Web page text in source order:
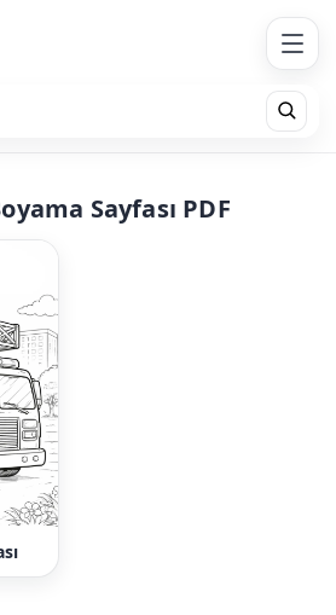
Sayfası PDF